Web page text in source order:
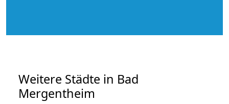
Weitere Städte in Bad
Mergentheim